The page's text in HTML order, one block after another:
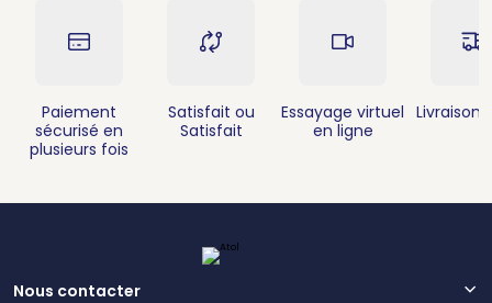
Paiement
sécurisé en
plusieurs fois
Satisfait ou
Satisfait
Essayage virtuel
en ligne
Livraison
Nous contacter